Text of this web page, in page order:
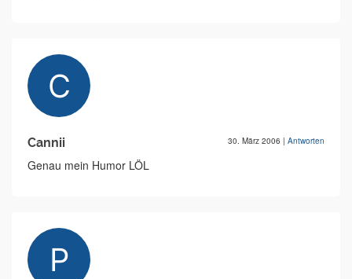
Cannii 30. März 2006 | Antworten
Genau mein Humor LÖL